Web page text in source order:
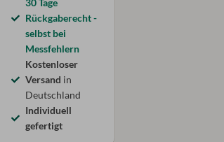
Rückgaberecht -
selbst bei
Messfehlern
Kostenloser
Versand in
Deutschland
Individuell
gefertigt